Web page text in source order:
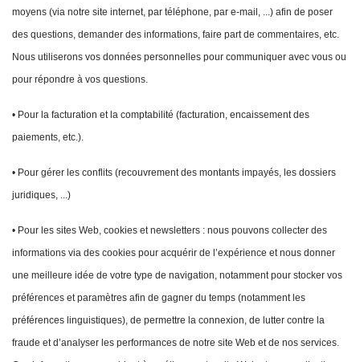
moyens (via notre site internet, par téléphone, par e-mail, ...) afin de poser
des questions, demander des informations, faire part de commentaires, etc.
Nous utiliserons vos données personnelles pour communiquer avec vous ou
pour répondre à vos questions.
• Pour la facturation et la comptabilité (facturation, encaissement des
paiements, etc.).
• Pour gérer les conflits (recouvrement des montants impayés, les dossiers
juridiques, ...)
• Pour les sites Web, cookies et newsletters : nous pouvons collecter des
informations via des cookies pour acquérir de l’expérience et nous donner
une meilleure idée de votre type de navigation, notamment pour stocker vos
préférences et paramètres afin de gagner du temps (notamment les
préférences linguistiques), de permettre la connexion, de lutter contre la
fraude et d’analyser les performances de notre site Web et de nos services.